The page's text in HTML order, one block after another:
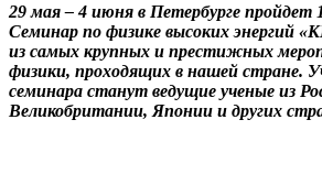
29 мая – 4 июня в Петербурге
Семинар по физике высоких энергий
из самых крупных и престижных
физики, проходящих в нашей стране.
семинара станут ведущие ученые из
Великобритании, Японии и других